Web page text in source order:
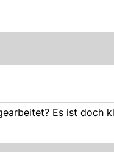
Es ist doch